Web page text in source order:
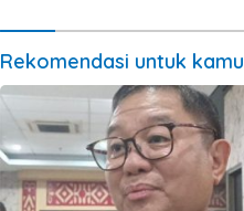
Rekomendasi untuk kamu